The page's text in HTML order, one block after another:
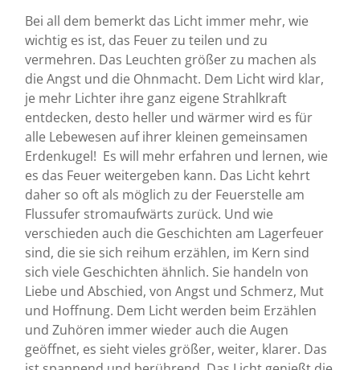
Bei all dem bemerkt das Licht immer mehr, wie
wichtig es ist, das Feuer zu teilen und zu
vermehren. Das Leuchten größer zu machen als
die Angst und die Ohnmacht. Dem Licht wird klar,
je mehr Lichter ihre ganz eigene Strahlkraft
entdecken, desto heller und wärmer wird es für
alle Lebewesen auf ihrer kleinen gemeinsamen
Erdenkugel! Es will mehr erfahren und lernen, wie
es das Feuer weitergeben kann. Das Licht kehrt
daher so oft als möglich zu der Feuerstelle am
Flussufer stromaufwärts zurück. Und wie
verschieden auch die Geschichten am Lagerfeuer
sind, die sie sich reihum erzählen, im Kern sind
sich viele Geschichten ähnlich. Sie handeln von
Liebe und Abschied, von Angst und Schmerz, Mut
und Hoffnung. Dem Licht werden beim Erzählen
und Zuhören immer wieder auch die Augen
geöffnet, es sieht vieles größer, weiter, klarer. Das